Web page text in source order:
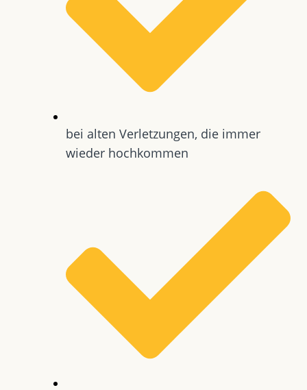
bei alten Verletzungen, die immer
wieder hochkommen